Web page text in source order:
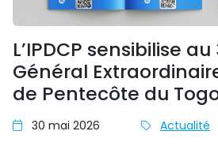
L’IPDCP sensibilise
Général
de Pentecôte du
30 mai 2026 Actualité